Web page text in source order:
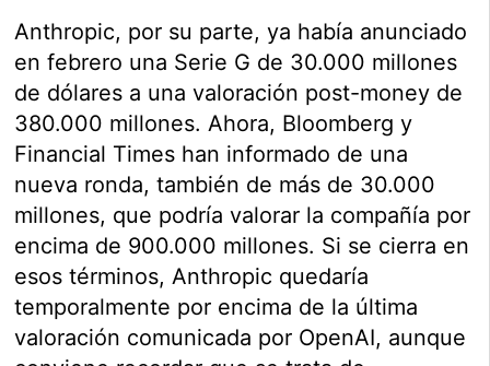
Anthropic, por su parte, ya había anunciado
en febrero una Serie G de 30.000 millones
de dólares a una valoración post-money de
380.000 millones. Ahora, Bloomberg y
Financial Times han informado de una
nueva ronda, también de más de 30.000
millones, que podría valorar la compañía por
encima de 900.000 millones. Si se cierra en
esos términos, Anthropic quedaría
temporalmente por encima de la última
valoración comunicada por OpenAI, aunque